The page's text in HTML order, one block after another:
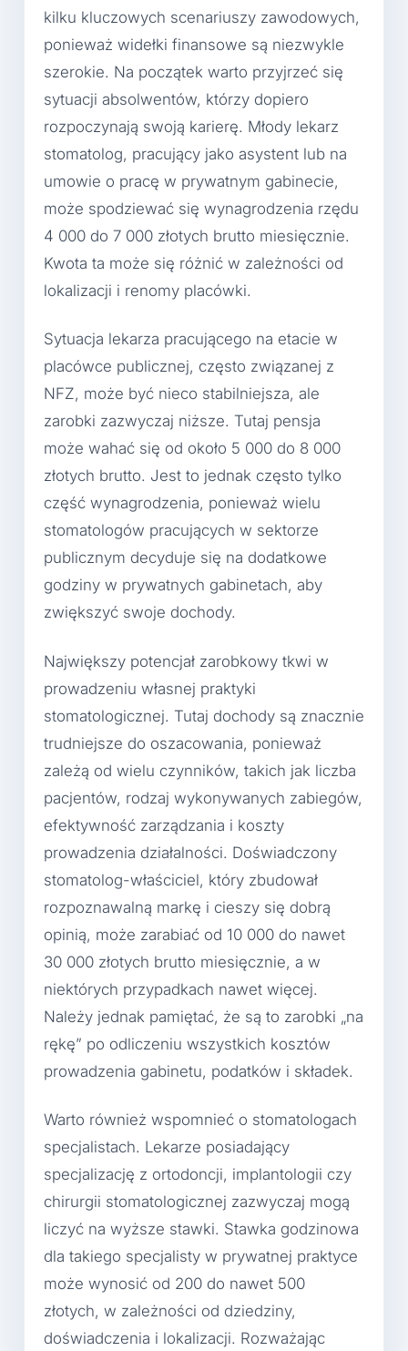
kilku kluczowych scenariuszy zawodowych,
ponieważ widełki finansowe są niezwykle
szerokie. Na początek warto przyjrzeć się
sytuacji absolwentów, którzy dopiero
rozpoczynają swoją karierę. Młody lekarz
stomatolog, pracujący jako asystent lub na
umowie o pracę w prywatnym gabinecie,
może spodziewać się wynagrodzenia rzędu
4 000 do 7 000 złotych brutto miesięcznie.
Kwota ta może się różnić w zależności od
lokalizacji i renomy placówki.
Sytuacja lekarza pracującego na etacie w
placówce publicznej, często związanej z
NFZ, może być nieco stabilniejsza, ale
zarobki zazwyczaj niższe. Tutaj pensja
może wahać się od około 5 000 do 8 000
złotych brutto. Jest to jednak często tylko
część wynagrodzenia, ponieważ wielu
stomatologów pracujących w sektorze
publicznym decyduje się na dodatkowe
godziny w prywatnych gabinetach, aby
zwiększyć swoje dochody.
Największy potencjał zarobkowy tkwi w
prowadzeniu własnej praktyki
stomatologicznej. Tutaj dochody są znacznie
trudniejsze do oszacowania, ponieważ
zależą od wielu czynników, takich jak liczba
pacjentów, rodzaj wykonywanych zabiegów,
efektywność zarządzania i koszty
prowadzenia działalności. Doświadczony
stomatolog-właściciel, który zbudował
rozpoznawalną markę i cieszy się dobrą
opinią, może zarabiać od 10 000 do nawet
30 000 złotych brutto miesięcznie, a w
niektórych przypadkach nawet więcej.
Należy jednak pamiętać, że są to zarobki „na
rękę” po odliczeniu wszystkich kosztów
prowadzenia gabinetu, podatków i składek.
Warto również wspomnieć o stomatologach
specjalistach. Lekarze posiadający
specjalizację z ortodoncji, implantologii czy
chirurgii stomatologicznej zazwyczaj mogą
liczyć na wyższe stawki. Stawka godzinowa
dla takiego specjalisty w prywatnej praktyce
może wynosić od 200 do nawet 500
złotych, w zależności od dziedziny,
doświadczenia i lokalizacji. Rozważając